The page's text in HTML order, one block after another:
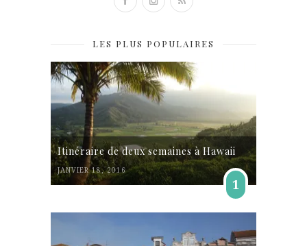
LES PLUS POPULAIRES
Itinéraire de deux semaines à Hawaii
JANVIER 18, 2016
1